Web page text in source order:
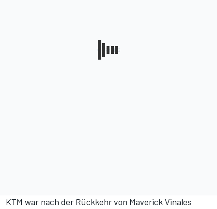
KTM war nach der Rückkehr von Maverick Vinales